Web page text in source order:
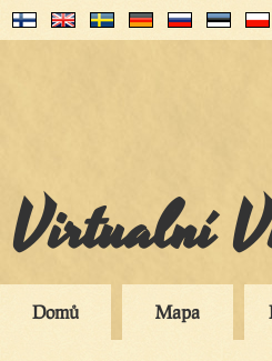
Virtualní
Domů Mapa